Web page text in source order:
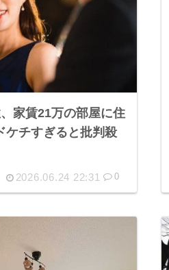
家賃21万の部屋に住
ケチすぎると批判殺
2026.06.24 22:31 0